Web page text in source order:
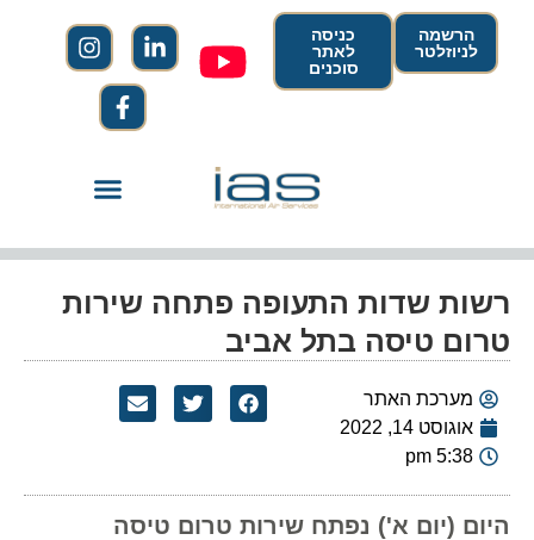
הרשמה
לניוזלטר
כניסה
לאתר
סוכנים
רשות שדות התעופה פתחה שירות
טרום טיסה בתל אביב
מערכת האתר
אוגוסט 14, 2022
5:38 pm
היום (יום א') נפתח שירות טרום טיסה